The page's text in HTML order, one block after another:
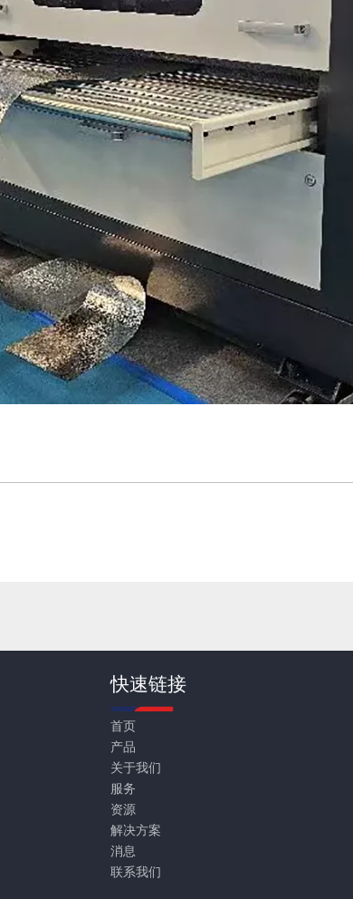
快速链接
首页
产品
关于我们
服务
资源
解决方案
消息
联系我们